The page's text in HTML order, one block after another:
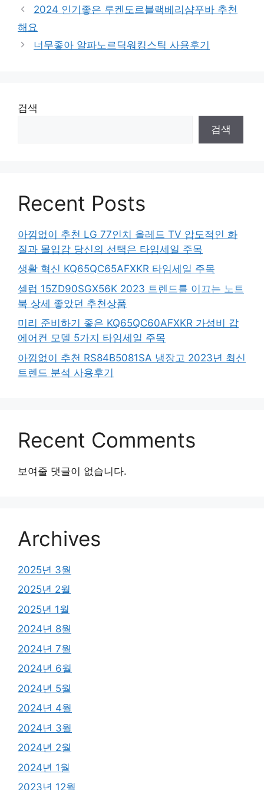
2024 인기좋은 루켄도르블랙베리샴푸바 추천
해요
너무좋아 알파노르딕워킹스틱 사용후기
검색
검색
Recent Posts
아낌없이 추천 LG 77인치 올레드 TV 압도적인 화
질과 몰입감 당신의 선택은 타임세일 주목
생활 혁신 KQ65QC65AFXKR 타임세일 주목
셀럽 15ZD90SGX56K 2023 트렌드를 이끄는 노트
북 상세 좋았던 추천상품
미리 준비하기 좋은 KQ65QC60AFXKR 가성비 갑
에어컨 모델 5가지 타임세일 주목
아낌없이 추천 RS84B5081SA 냉장고 2023년 최신
트렌드 분석 사용후기
Recent Comments
보여줄 댓글이 없습니다.
Archives
2025년 3월
2025년 2월
2025년 1월
2024년 8월
2024년 7월
2024년 6월
2024년 5월
2024년 4월
2024년 3월
2024년 2월
2024년 1월
2023년 12월